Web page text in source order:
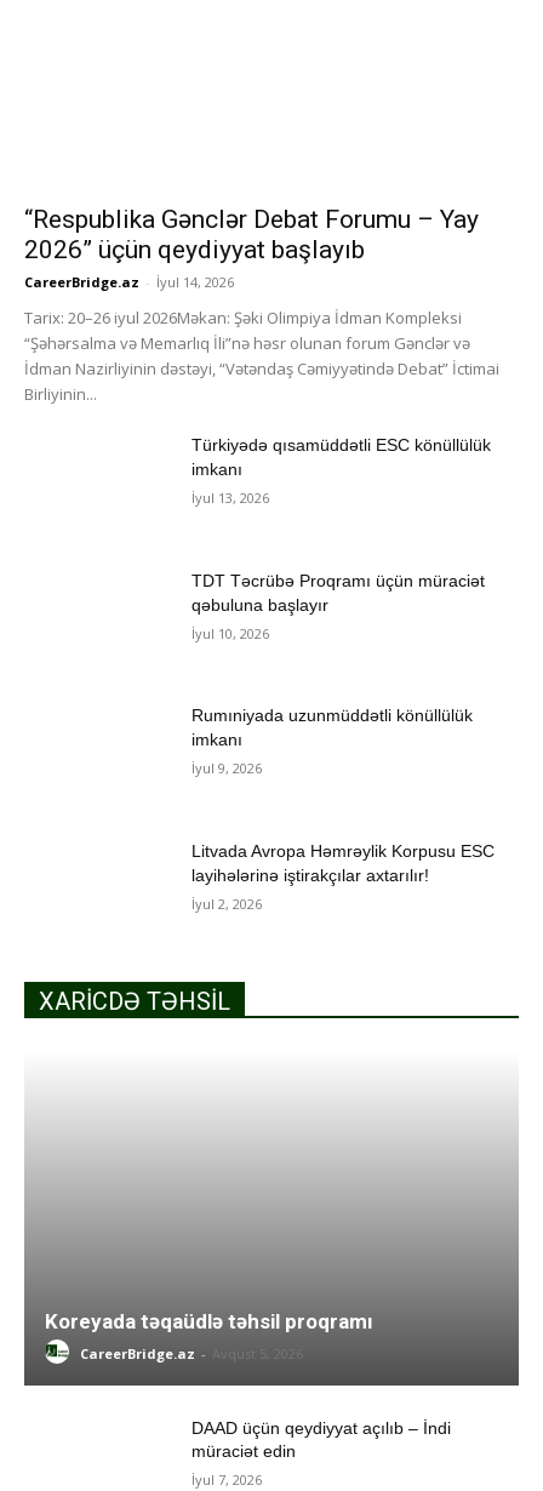
“Respublika Gənclər Debat Forumu – Yay
2026” üçün qeydiyyat başlayıb
CareerBridge.az - İyul 14, 2026
Tarix: 20–26 iyul 2026Məkan: Şəki Olimpiya İdman Kompleksi
“Şəhərsalma və Memarlıq İli”nə həsr olunan forum Gənclər və
İdman Nazirliyinin dəstəyi, “Vətəndaş Cəmiyyətində Debat” İctimai
Birliyinin...
Türkiyədə qısamüddətli ESC könüllülük
imkanı
İyul 13, 2026
TDT Təcrübə Proqramı üçün müraciət
qəbuluna başlayır
İyul 10, 2026
Rumıniyada uzunmüddətli könüllülük
imkanı
İyul 9, 2026
Litvada Avropa Həmrəylik Korpusu ESC
layihələrinə iştirakçılar axtarılır!
İyul 2, 2026
XARICDƏ TƏHSIL
Koreyada təqaüdlə təhsil proqramı
CareerBridge.az - Avqust 5, 2026
DAAD üçün qeydiyyat açılıb – İndi
müraciət edin
İyul 7, 2026